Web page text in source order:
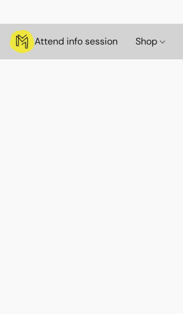
Attend info session Shop